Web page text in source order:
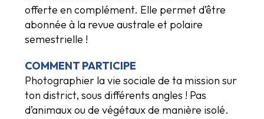
offerte en complément. Elle permet d’être
abonnée à la revue australe et polaire
semestrielle !
COMMENT PARTICIPE
Photographier la vie sociale de ta mission sur
ton district, sous différents angles ! Pas
d’animaux ou de végétaux de manière isolé.